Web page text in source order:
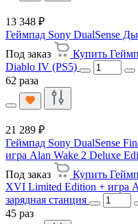
13 348 ₽
Геймпад Sony DualSense
Под заказ
Купить
Diablo IV (PS5)
62 раза
21 289 ₽
Геймпад Sony DualSense
игра Alan Wake 2 Deluxe
Под заказ
Купить
XVI Limited Edition + игра
зарядная станция
45 раз